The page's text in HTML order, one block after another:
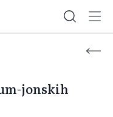
jonskih